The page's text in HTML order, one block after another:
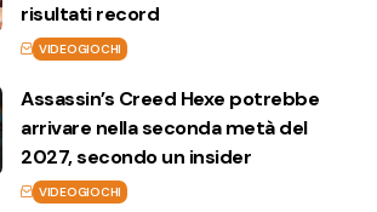
risultati record
VIDEOGIOCHI
Assassin’s Creed Hexe potrebbe
arrivare nella seconda metà del
2027, secondo un insider
VIDEOGIOCHI